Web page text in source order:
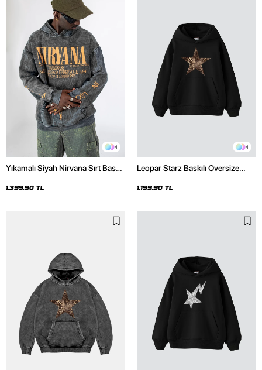
4
Yıkamalı Siyah Nirvana Sırt Baskılı
1.399,90 TL
4
Leopar Starz Baskılı Oversize
1.199,90 TL